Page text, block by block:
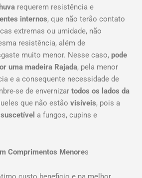
requerem resistência e
internos, que não terão contato
extremas ou umidade, não
resistência, além de
muito menor. Nesse caso, pode
uma madeira Rajada, pela menor
e a consequente necessidade de
se de envernizar todos os lados da
que não estão visíveis, pois a
suscetível a fungos, cupins e
Comprimentos Menores